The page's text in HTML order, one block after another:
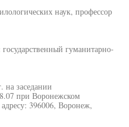
наук, профессор
гуманитарно-
на заседании
при Воронежском
396006, Воронеж,